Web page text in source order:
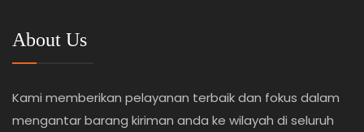
About Us
Kami memberikan pelayanan terbaik dan fokus dalam
mengantar barang kiriman anda ke wilayah di seluruh